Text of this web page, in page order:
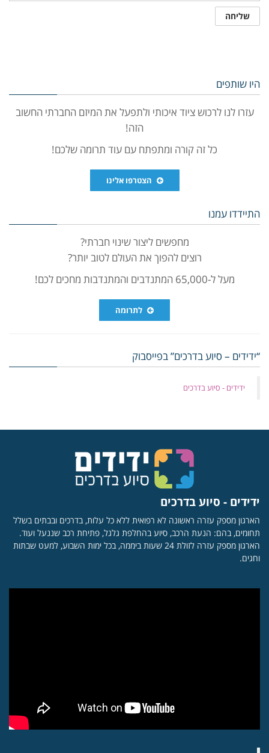
היו שותפים
עזרו לנו לרכוש ציוד איכותי ולתפעל את המיזם החברתי החשוב
הזה!
כל זה קורה ומתפתח עם עוד תרומה שלכם!
הצטרפו אלינו
התיידדו עמנו
מחפשים ליצור שינוי חברתי?
רוצים להפוך את העולם לטוב יותר?
מעל ל-65,000 המתנדבים והמתנדבות מחכים לכם!
לתרומה
“ידידים – סיוע בדרכים” בפייסבוק
‏ידידים - סיוע בדרכים
ידידים - סיוע בדרכים
הארגון מספק עזרה ראשונה לא רפואית ללא כל עלות, בדרכים ובבתים בשלל
תחומים, בהם: הנעת הרכב, סיוע בהחלפת גלגל, פתיחת רכב שננעל ועוד.
הארגון מספק עזרה לזולת 24 שעות ביממה, בכל ימות השבוע, למעט שבתות
וחגים.